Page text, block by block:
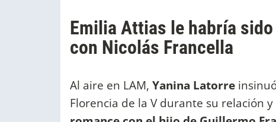
Emilia Attias le habría
con Nicolás Francella
Al aire en LAM, Yanina Latorre
Florencia de la V durante su relación